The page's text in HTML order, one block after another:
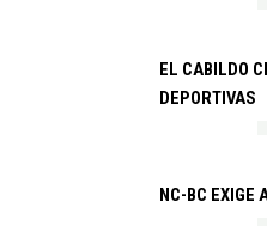
EL CABILDO
DEPORTIVAS
NC-BC EXIGE